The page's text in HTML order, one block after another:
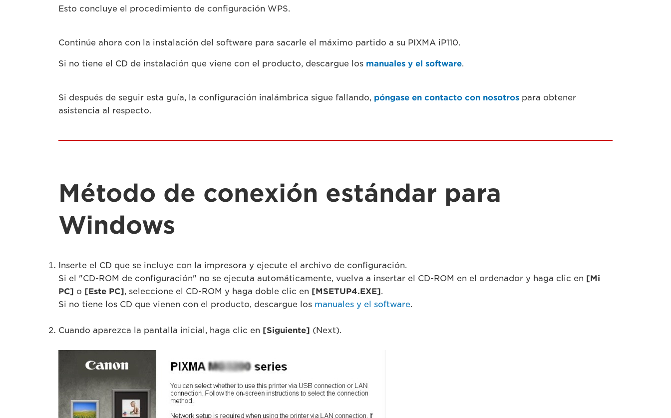
Esto concluye el procedimiento de configuración WPS.
Continúe ahora con la instalación del software para sacarle el máximo partido a su PIXMA iP110.
Si no tiene el CD de instalación que viene con el producto, descargue los manuales y el software.
Si después de seguir esta guía, la configuración inalámbrica sigue fallando, póngase en contacto con nosotros para obtener
asistencia al respecto.
Método de conexión estándar para
Windows
Inserte el CD que se incluye con la impresora y ejecute el archivo de configuración.
Si el "CD-ROM de configuración" no se ejecuta automáticamente, vuelva a insertar el CD-ROM en el ordenador y haga clic en [Mi
PC] o [Este PC], seleccione el CD-ROM y haga doble clic en [MSETUP4.EXE].
Si no tiene los CD que vienen con el producto, descargue los manuales y el software.
Cuando aparezca la pantalla inicial, haga clic en [Siguiente] (Next).